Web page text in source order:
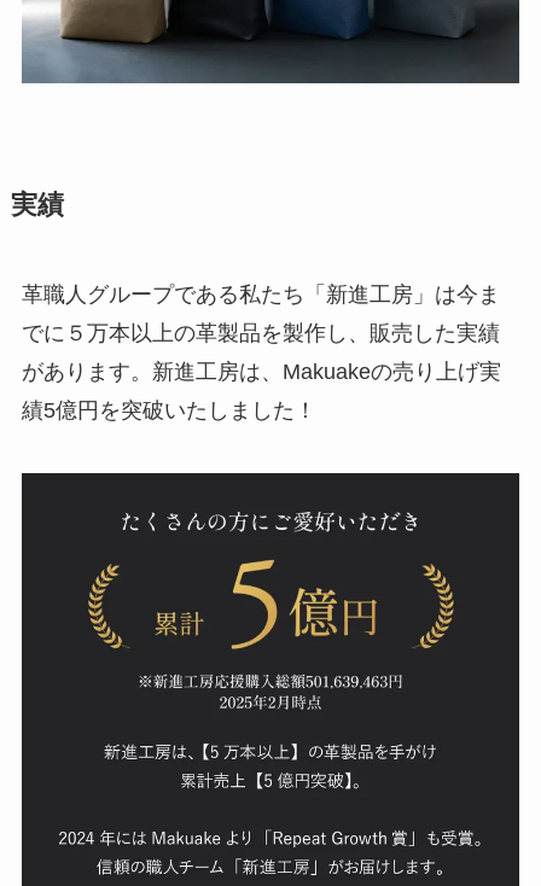
実績
革職人グループである私たち「新進工房」は今ま
でに５万本以上の革製品を製作し、販売した実績
があります。新進工房は、Makuakeの売り上げ実
績5億円を突破いたしました！